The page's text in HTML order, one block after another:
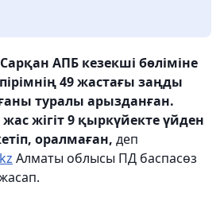
АПБ кезекші бөліміне
49 жастағы заңды
туралы арызданған.
жігіт 9 қыркүйекте үйден
оралмаған, деп
Алматы облысы ПД баспасөз